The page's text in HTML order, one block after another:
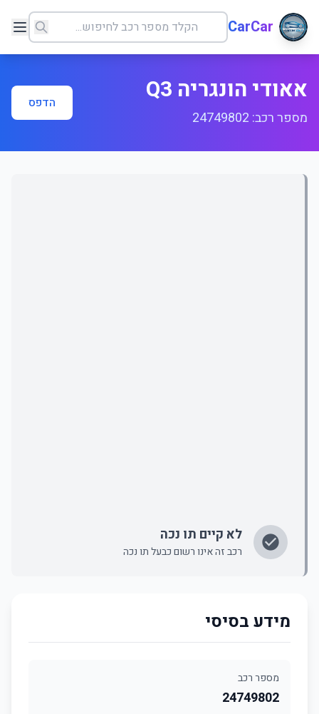
CarCar
אאודי הונגריה Q3
מספר רכב: 24749802
הדפס
לא קיים תו נכה
רכב זה אינו רשום כבעל תו נכה
מידע בסיסי
מספר רכב
24749802